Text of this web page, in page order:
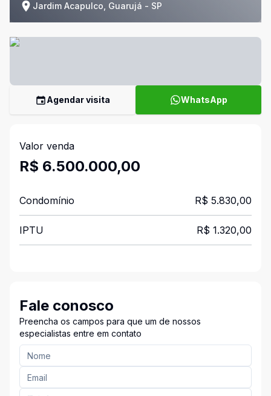
Jardim Acapulco, Guarujá - SP
Agendar visita WhatsApp
Valor venda
R$ 6.500.000,00
Condomínio R$ 5.830,00
IPTU R$ 1.320,00
Fale conosco
Preencha os campos para que um de nossos
especialistas entre em contato